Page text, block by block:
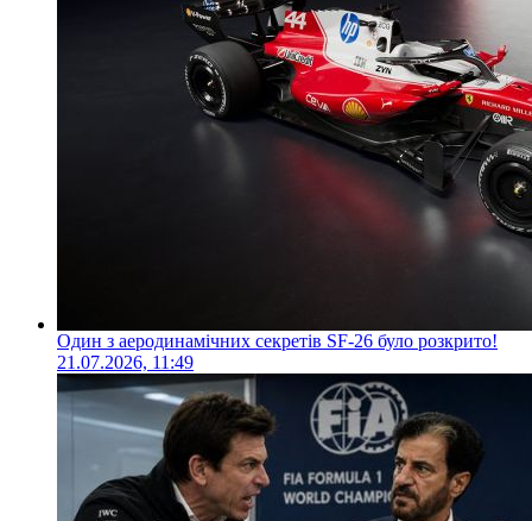
Один з аеродинамічних секретів SF-26 було розкрито!
21.07.2026, 11:49